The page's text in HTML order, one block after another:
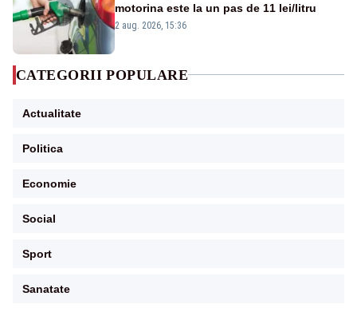
motorina este la un pas de 11 lei/litru
2 aug. 2026, 15:36
CATEGORII POPULARE
Actualitate
Politica
Economie
Social
Sport
Sanatate